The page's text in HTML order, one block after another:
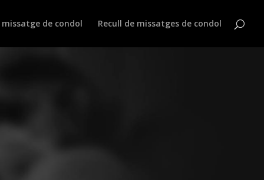
missatge de condol Recull de missatges de condol